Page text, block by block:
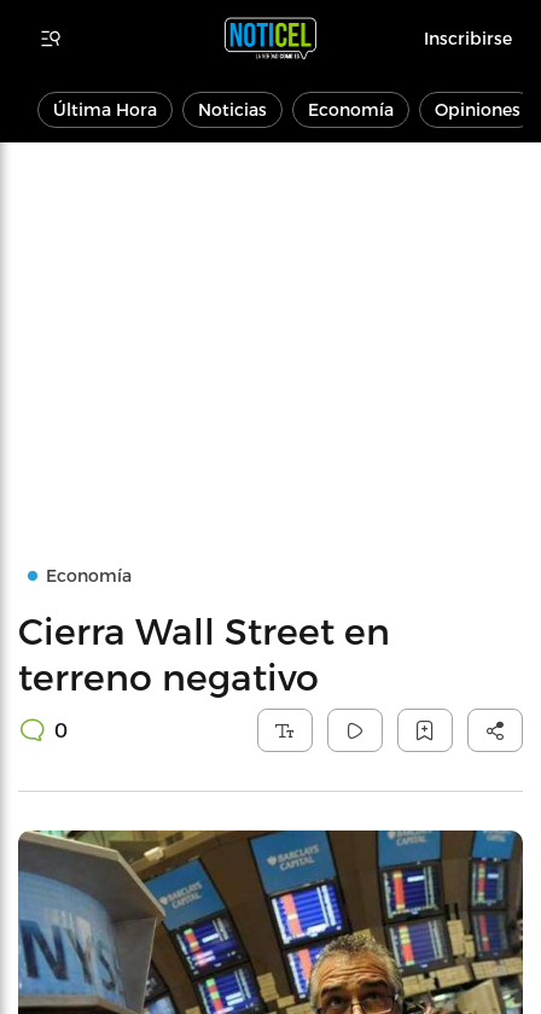
Inscribirse
Última Hora Noticias Economía Opiniones
Economía
Cierra Wall Street en
terreno negativo
0